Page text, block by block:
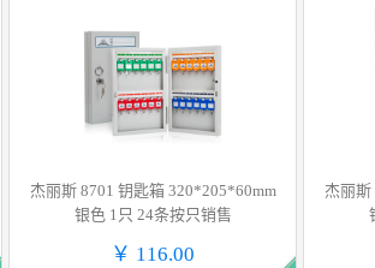
杰丽斯 8701 钥匙箱 320*205*60mm
银色 1只 24条按只销售
￥ 116.00
杰丽